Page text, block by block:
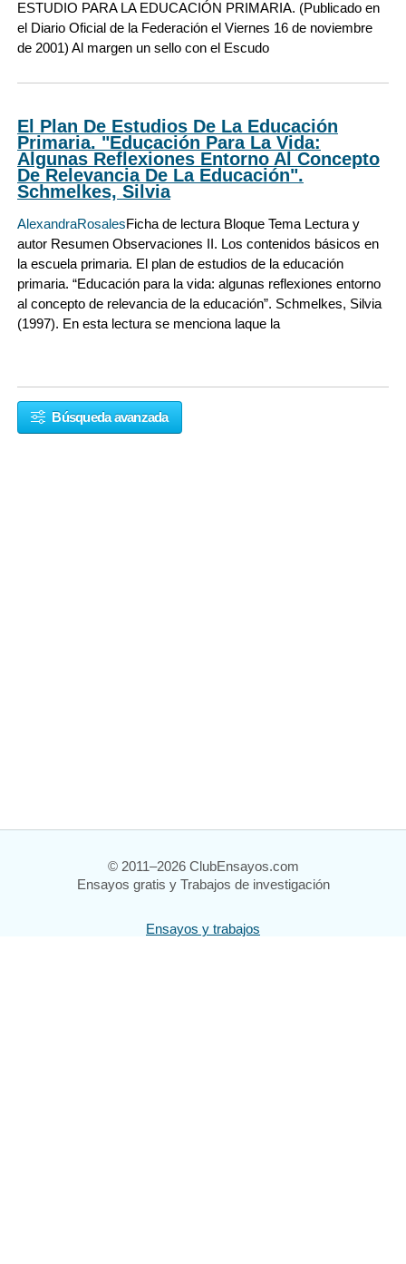
ESTUDIO PARA LA EDUCACIÓN PRIMARIA. (Publicado en
el Diario Oficial de la Federación el Viernes 16 de noviembre
de 2001) Al margen un sello con el Escudo
El Plan De Estudios De La Educación
Primaria. "Educación Para La Vida:
Algunas Reflexiones Entorno Al Concepto
De Relevancia De La Educación".
Schmelkes, Silvia
AlexandraRosalesFicha de lectura Bloque Tema Lectura y
autor Resumen Observaciones II. Los contenidos básicos en
la escuela primaria. El plan de estudios de la educación
primaria. “Educación para la vida: algunas reflexiones entorno
al concepto de relevancia de la educación”. Schmelkes, Silvia
(1997). En esta lectura se menciona laque la
Búsqueda avanzada
© 2011–2026 ClubEnsayos.com
Ensayos gratis y Trabajos de investigación
Ensayos y trabajos